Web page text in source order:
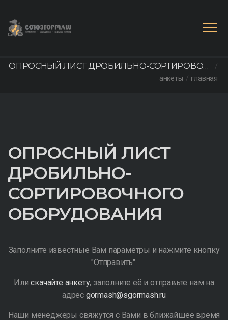
главная
анкеты
ОПРОСНЫЙ ЛИСТ ДРОБИЛЬНО-СОРТИРОВОЧ
ОПРОСНЫЙ ЛИСТ
ДРОБИЛЬНО-
СОРТИРОВОЧНОГО
ОБОРУДОВАНИЯ
Заполните известные Вам параметры и нажмите кнопку
"Отправить".
Илискачайте анкету, заполните её и отправьте нам на
адрес gormash@sgormash.ru
Наши менеджеры свяжутся с Вами в ближайшее время